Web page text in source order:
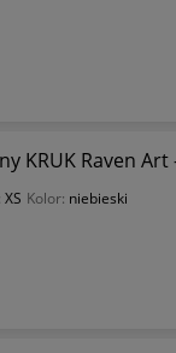
KRUK Raven
XS Kolor: niebieski